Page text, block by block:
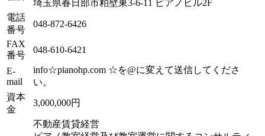
埼玉県春日部市粕壁東3-6-11 ピアノビル2F
電話
番号
048-872-6426
FAX
番号
048-610-6421
E-
mail
info☆pianohp.com ☆を@に変えて送信してくださ
い。
資本
金
3,000,000円
不動産賃貸経営